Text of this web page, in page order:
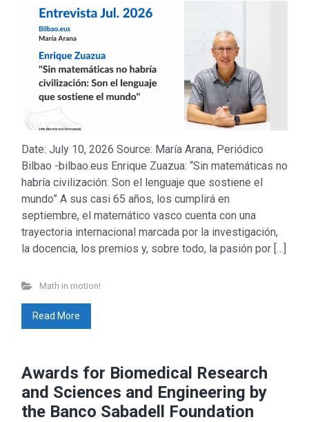
Date: July 10, 2026 Source: María Arana, Periódico
Bilbao -bilbao.eus Enrique Zuazua: “Sin matemáticas no
habría civilización: Son el lenguaje que sostiene el
mundo” A sus casi 65 años, los cumplirá en
septiembre, el matemático vasco cuenta con una
trayectoria internacional marcada por la investigación,
la docencia, los premios y, sobre todo, la pasión por […]
Math in motion!
Read More
Awards for Biomedical Research
and Sciences and Engineering by
the Banco Sabadell Foundation